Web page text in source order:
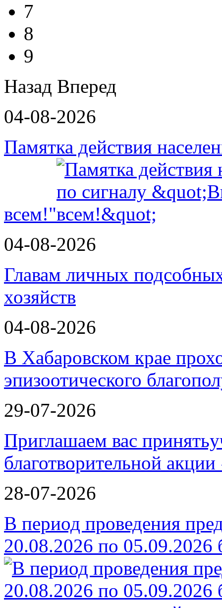
7
8
9
Назад Вперед
04-08-2026
Памятка действия
всем!"
04-08-2026
Главам личных
хозяйств
04-08-2026
В Хабаровском крае
эпизоотического
29-07-2026
Приглашаем вас
благотворительной
28-07-2026
В период проведения
20.08.2026 по 05.09.2026